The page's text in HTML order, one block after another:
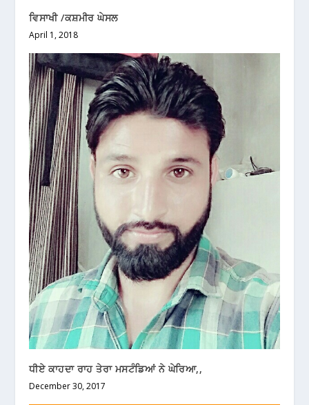
ਵਿਸਾਖੀ /ਕਸ਼ਮੀਰ ਘੇਸਲ
April 1, 2018
ਧੀਏ ਕਾਹਦਾ ਰਾਹ ਤੇਰਾ ਮਸਟੰਡਿਆਂ ਨੇ ਘੇਰਿਆ,,
December 30, 2017